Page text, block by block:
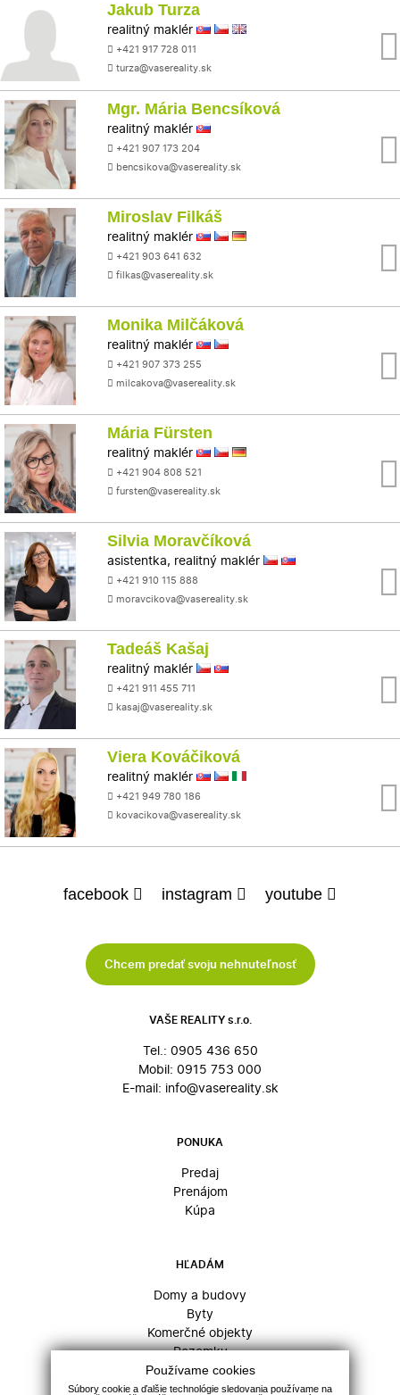
Jakub Turza
realitný maklér
+421 917 728 011
turza@vasereality.sk
Mgr. Mária Bencsíková
realitný maklér
+421 907 173 204
bencsikova@vasereality.sk
Miroslav Filkáš
realitný maklér
+421 903 641 632
filkas@vasereality.sk
Monika Milčáková
realitný maklér
+421 907 373 255
milcakova@vasereality.sk
Mária Fürsten
realitný maklér
+421 904 808 521
fursten@vasereality.sk
Silvia Moravčíková
asistentka, realitný maklér
+421 910 115 888
moravcikova@vasereality.sk
Tadeáš Kašaj
realitný maklér
+421 911 455 711
kasaj@vasereality.sk
Viera Kováčiková
realitný maklér
+421 949 780 186
kovacikova@vasereality.sk
facebook instagram youtube
Chcem predať svoju nehnuteľnosť
VAŠE REALITY s.r.o.
Tel.: 0905 436 650
Mobil: 0915 753 000
E-mail: info@vasereality.sk
PONUKA
Predaj
Prenájom
Kúpa
HĽADÁM
Domy a budovy
Byty
Komerčné objekty
Pozemky
Používame cookies
Súbory cookie a ďalšie technológie sledovania používame na